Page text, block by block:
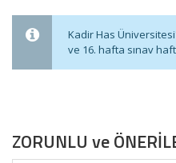
Kadir Has
ve 16. hafta sınav
ZORUNLU ve